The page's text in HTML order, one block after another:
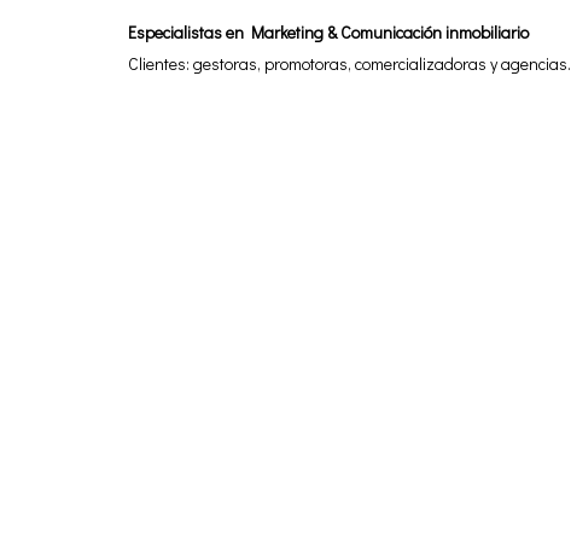
Especialistas en Marketing & Comunicación inmobiliario
Clientes: gestoras, promotoras, comercializadoras y agencias.